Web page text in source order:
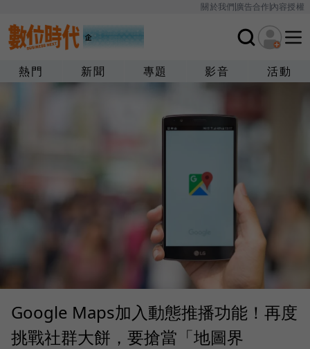
關於我們廣告合作內容授權
熱門 新聞 專題 影音 活動
Google Maps加入動態推播功能！再度
挑戰社群大餅，要搶當「地圖界